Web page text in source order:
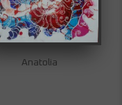
Anatolia